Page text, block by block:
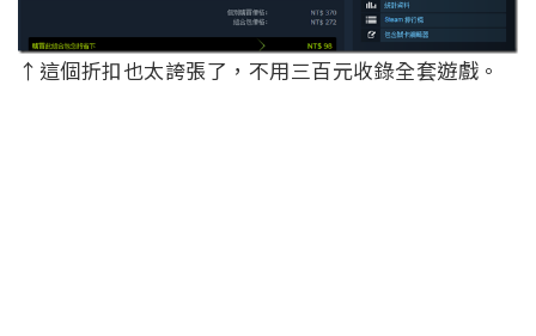
↑這個折扣也太誇張了，不用三百元收錄全套遊戲。